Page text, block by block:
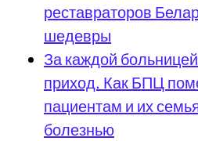
реставраторов
шедевры
За каждой
приход. Как БПЦ
пациентам и их
болезнью